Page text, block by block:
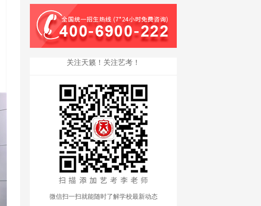
舒畅 星海音乐学院录
取 录取
关注天籁！关注艺考！
微信扫一扫就能随时了解学校最新动态